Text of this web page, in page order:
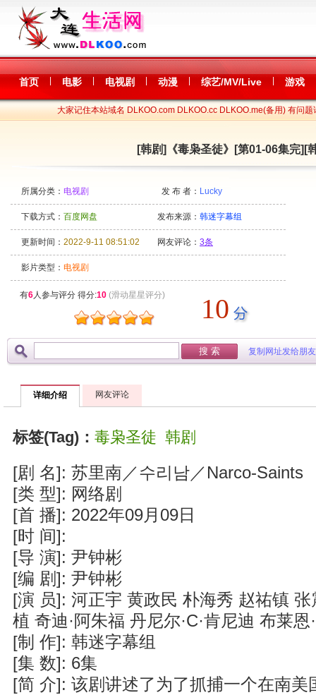
首页 电影 电视剧 动漫 综艺/MV/Live 游戏
大家记住本站域名 DLKOO.com DLKOO.cc DLKOO.me(备用) 有问题
[韩剧]《毒枭圣徒》[第01-06集完][
所属分类： 电视剧 发 布 者： Lucky
下载方式： 百度网盘 发布来源： 韩迷字幕组
更新时间： 2022-9-11 08:51:02 网友评论： 3条
影片类型： 电视剧
有6人参与评分 得分:10 (滑动星星评分) 10
复制网址发给朋友
详细介绍 网友评论
标签(Tag)： 毒枭圣徒 韩剧
[剧 名]: 苏里南／수리남／Narco-Saints
[类 型]: 网络剧
[首 播]: 2022年09月09日
[时 间]:
[导 演]: 尹钟彬
[编 剧]: 尹钟彬
[演 员]: 河正宇 黄政民 朴海秀 赵祐镇
植 奇迪·阿朱福 丹尼尔·C·肯尼迪 布莱恩
[制 作]: 韩迷字幕组
[集 数]: 6集
[简 介]: 该剧讲述了为了抓捕一个在南美